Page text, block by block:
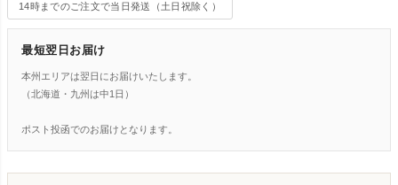
14時までのご注文で当日発送（土日祝除く）
最短翌日お届け
本州エリアは翌日にお届けいたします。
（北海道・九州は中1日）
ポスト投函でのお届けとなります。